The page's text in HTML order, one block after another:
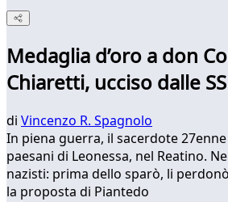
Medaglia d’oro a don
Chiaretti, ucciso dalle SS
di Vincenzo R. Spagnolo
In piena guerra, il sacerdote
paesani di Leonessa, nel Reatino.
nazisti: prima dello sparò, li
la proposta di Piantedo